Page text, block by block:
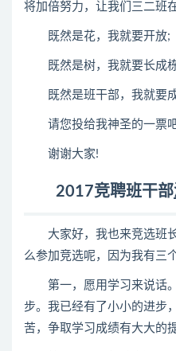
将加倍努力，让我们三二班
既然是花，我就要开放;
既然是树，我就要长成
既然是班干部，我就要成
请您投给我神圣的一票
谢谢大家!
2017竞聘班干部
大家好，我也来竞选班长
么参加竞选呢，因为我有三
第一，愿用学习来说话。
步。我已经有了小小的进步
苦，争取学习成绩有大大的